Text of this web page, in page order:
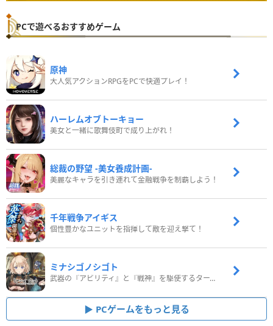
PCで遊べるおすすめゲーム
原神
大人気アクションRPGをPCで快適プレイ！
ハーレムオブトーキョー
美女と一緒に歌舞伎町で成り上がれ！
総裁の野望 -美女養成計画-
美麗なキャラを引き連れて金融戦争を制覇しよう！
千年戦争アイギス
個性豊かなユニットを指揮して敵を迎え撃て！
ミナシゴノシゴト
武器の『アビリティ』と『戦神』を駆使するターン制コマンドバトルRPG！
PCゲームをもっと見る